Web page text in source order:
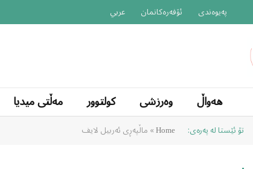
پەیوەندی ئۆفەرەکانمان عربي
هەواڵ وەرزشی کولتوور مەڵتی میدیا
تۆ ئێستا لە پەرەی: Home
»ماڵپەڕی ئەربیل لایف